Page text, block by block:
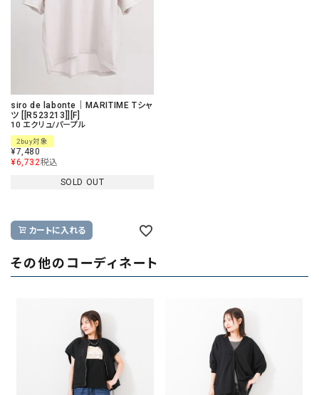
siro de labonte｜MARITIME Tシャ
ツ [[R523213]][F]
10 エクリュ/パープル
2buy対象
¥7,480
¥6,732税込
SOLD OUT
カートに入れる
その他のコーディネート